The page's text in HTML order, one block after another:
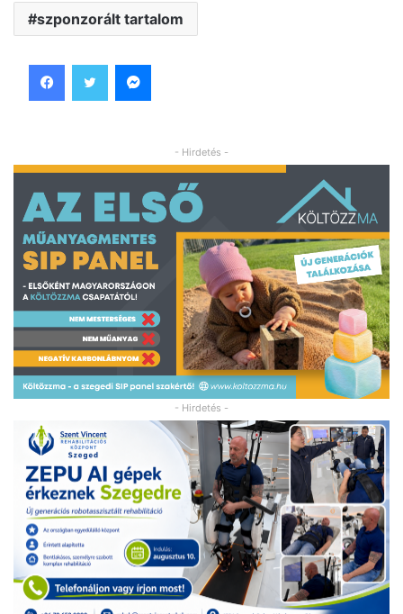
szponzorált tartalom
- Hirdetés -
- Hirdetés -